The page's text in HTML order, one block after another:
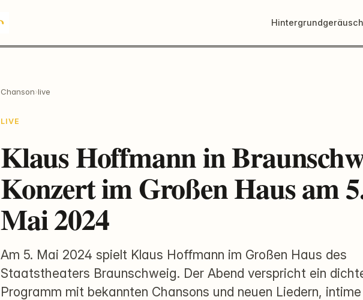
Chanson›live
LIVE
Klaus Hoffmann in
Konzert im Großen Haus am
Mai 2024
Am 5. Mai 2024 spielt Klaus Hoffmann im Großen Haus des
Staatstheaters Braunschweig. Der Abend verspricht ein
Programm mit bekannten Chansons und neuen Liedern, intime